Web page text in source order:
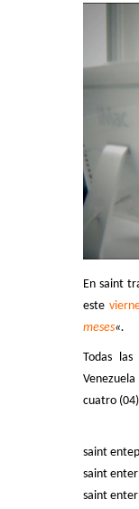
En saint
este
meses«.
Todas
cuatro
saint
saint
saint